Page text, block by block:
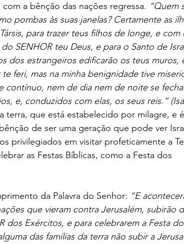
a bênção das nações regressa. “Quem
pombas às suas janelas? Certamente as
para trazer teus filhos de longe, e com
SENHOR teu Deus, e para o Santo de
dos estrangeiros edificarão os teus muros,
feri, mas na minha benignidade tive
contínuo, nem de dia nem de noite se
e, conduzidos com elas, os seus reis.”
que está estabelecido por milagre, e é
de ser uma geração que pode ver
privilegiados em visitar profeticamente a
as Festas Bíblicas, como a Festa dos
da Palavra do Senhor: “E
que vieram contra Jerusalém, subirão
dos Exércitos, e para celebrarem a Festa
das famílias da terra não subir a